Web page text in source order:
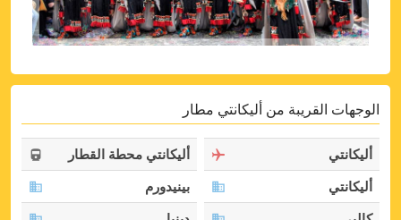
الوجهات القريبة من أليكانتي مطار
أليكانتي
أليكانتي محطة القطار
أليكانتي
بينيدورم